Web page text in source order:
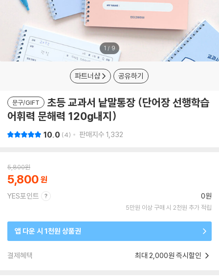
1 / 9
파트너샵 공유하기
문구/GIFT
초등 교과서 낱말통장 (단어장 선행학습
어휘력 문해력 120g내지)
10.0 4 판매지수 1,332
5,800원
5,800
YES포인트 0원
5만원 이상 구매 시 2천원 추가 적립
앱 다운 시 1천원 상품권
결제혜택 최대 2,000원 즉시할인